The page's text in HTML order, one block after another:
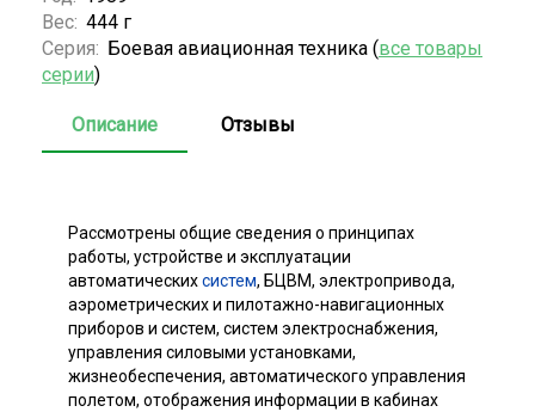
Вес: 444 г
Серия: Боевая авиационная техника (все товары
серии)
Описание Отзывы
Рассмотрены общие сведения о принципах
работы, устройстве и эксплуатации
автоматическихсистем, БЦВМ, электропривода,
аэрометрических и пилотажно-навигационных
приборов и систем, систем электроснабжения,
управления силовыми установками,
жизнеобеспечения, автоматического управления
полетом, отображения информации в кабинах